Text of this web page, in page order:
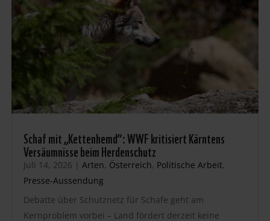
Schaf mit „Kettenhemd“: WWF kritisiert Kärntens
Versäumnisse beim Herdenschutz
Juli 14, 2026 | Arten, Österreich, Politische Arbeit,
Presse-Aussendung
Debatte über Schutznetz für Schafe geht am
Kernproblem vorbei – Land fördert derzeit keine